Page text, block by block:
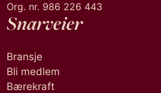
Org. nr. 986 226 443
Snarveier
Bransje
Bli medlem
Bærekraft